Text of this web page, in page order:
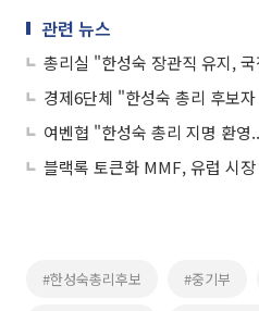
관련 뉴스
블랙록 토큰화 MMF, 유럽 시장
#한성숙총리후보 #중기부